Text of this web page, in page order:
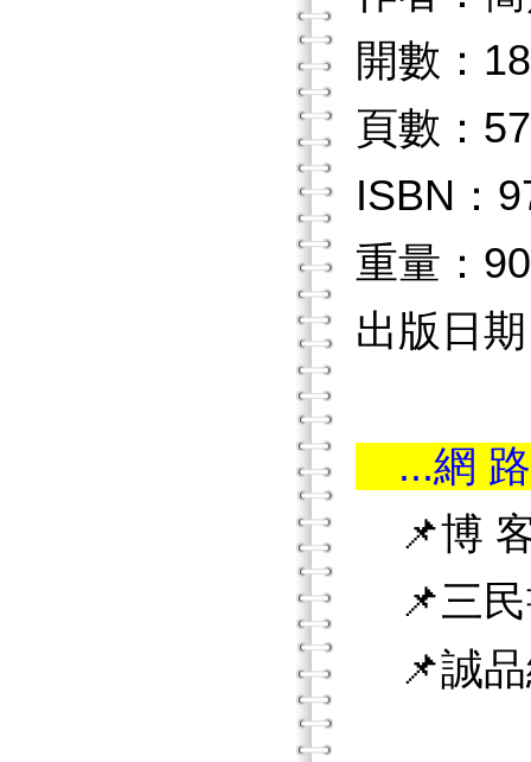
開數：18
頁數：
ISBN：
重量：
出版日
...網
📌博
📌三民
📌誠品